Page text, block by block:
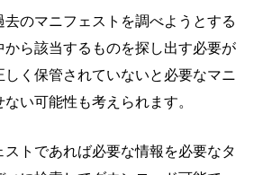
のマニフェストを調べようとする
から該当するものを探し出す必要が
しく保管されていないと必要なマニ
い可能性も考えられます。
トであれば必要な情報を必要なタ